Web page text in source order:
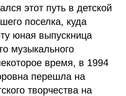
этот путь в детской
поселка, куда
юная выпускница
музыкального
время, в 1994
перешла на
творчества на